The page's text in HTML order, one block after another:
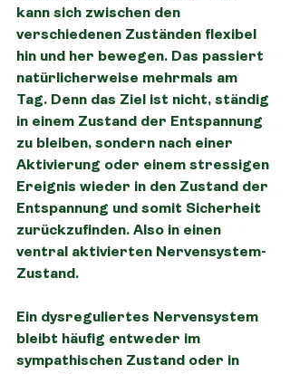
kann sich zwischen den
verschiedenen Zuständen flexibel
hin und her bewegen. Das passiert
natürlicherweise mehrmals am
Tag. Denn das Ziel ist nicht, ständig
in einem Zustand der Entspannung
zu bleiben, sondern nach einer
Aktivierung oder einem stressigen
Ereignis wieder in den Zustand der
Entspannung und somit Sicherheit
zurückzufinden. Also in einen
ventral aktivierten Nervensystem-
Zustand.
Ein dysreguliertes Nervensystem
bleibt häufig entweder im
sympathischen Zustand oder in